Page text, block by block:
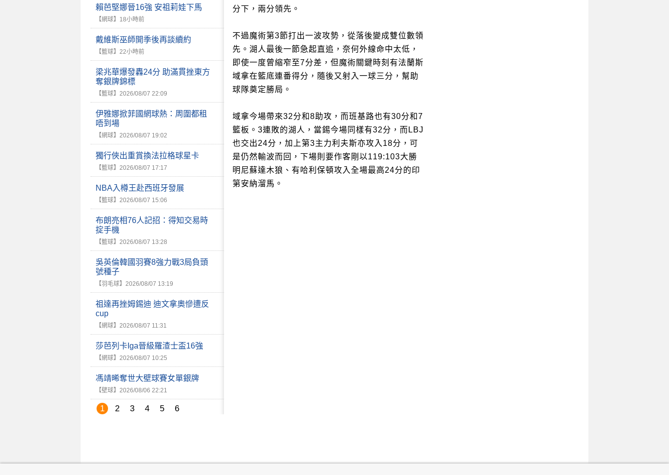
賴芭堅娜晉16強 安祖莉娃下馬
【網球】 18小時前
戴維斯巫師開季後再談續約
【籃球】 22小時前
梁兆華爆發轟24分 助滿貫挫東方
奪銀牌錦標
【籃球】 2026/08/07 22:09
伊雅娜掀菲國網球熱：周圍都租
唔到場
【網球】 2026/08/07 19:02
獨行俠出重賞換法拉格球星卡
【籃球】 2026/08/07 17:17
NBA入樽王赴西班牙發展
【籃球】 2026/08/07 15:06
布朗亮相76人記招：得知交易時
掟手機
【籃球】 2026/08/07 13:28
吳英倫韓國羽賽8強力戰3局負頭
號種子
【羽毛球】 2026/08/07 13:19
祖達再挫姆錫迪 迪文拿奧慘遭反
cup
【網球】 2026/08/07 11:31
莎芭列卡Iga晉級羅渣士盃16強
【網球】 2026/08/07 10:25
馮靖晞奪世大壁球賽女單銀牌
【壁球】 2026/08/06 22:21
1 2 3 4 5 6
分下，兩分領先。
不過魔術第3節打出一波攻勢，從落後變成雙位數領
先。湖人最後一節急起直追，奈何外線命中太低，
即使一度曾縮窄至7分差，但魔術關鍵時刻有法蘭斯
域拿在籃底連番得分，隨後又射入一球三分，幫助
球隊奠定勝局。
域拿今場帶來32分和8助攻，而班基路也有30分和7
籃板。3連敗的湖人，當錫今場同樣有32分，而LBJ
也交出24分，加上第3主力利夫斯亦攻入18分，可
是仍然輸波而回，下場則要作客剛以119:103大勝
明尼蘇達木狼、有哈利保頓攻入全場最高24分的印
第安納溜馬。